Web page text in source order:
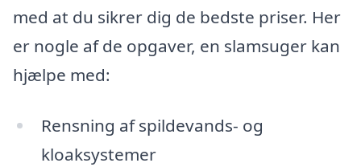
med at du sikrer dig de bedste priser. Her
er nogle af de opgaver, en slamsuger kan
hjælpe med:
Rensning af spildevands- og
kloaksystemer